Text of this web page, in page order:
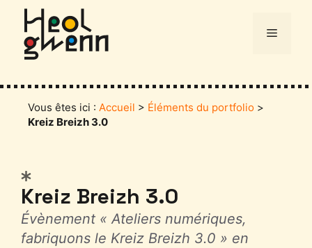
contenu
Menu
Vous êtes ici : Accueil > Éléments du portfolio >
Kreiz Breizh 3.0
Kreiz Breizh 3.0
Évènement « Ateliers numériques,
fabriquons le Kreiz Breizh 3.0 » en